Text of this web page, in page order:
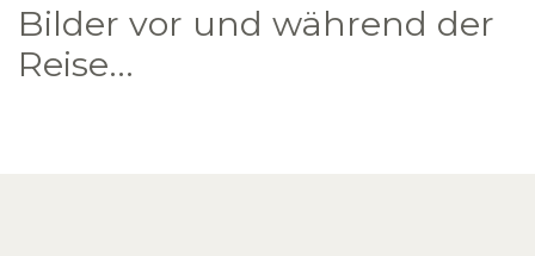
Bilder vor und während der
Reise...